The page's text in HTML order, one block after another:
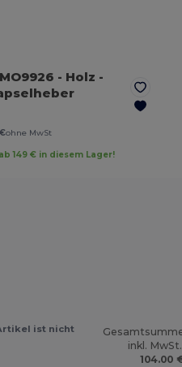
MO9926 - Holz -
ohne MwSt
149 € in diesem Lager!
ist nicht
inkl.
104.00